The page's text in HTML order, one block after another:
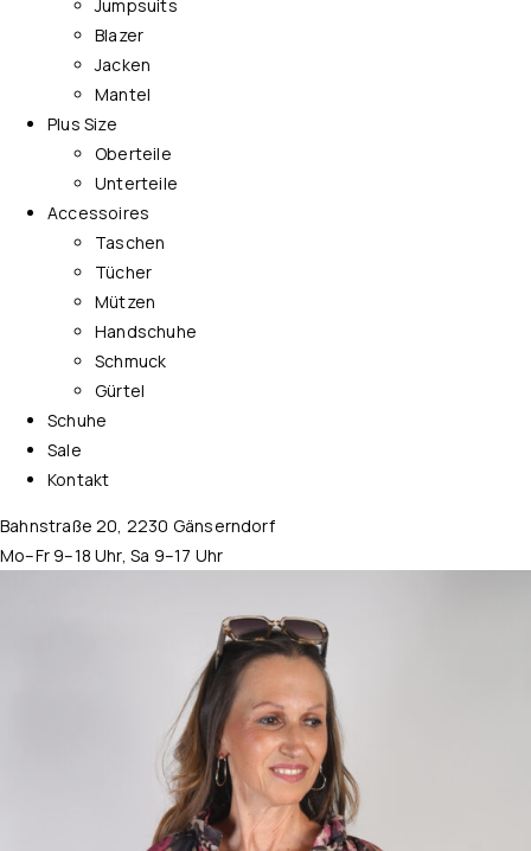
Jumpsuits
Blazer
Jacken
Mantel
Plus Size
Oberteile
Unterteile
Accessoires
Taschen
Tücher
Mützen
Handschuhe
Schmuck
Gürtel
Schuhe
Sale
Kontakt
Bahnstraße 20, 2230 Gänserndorf
Mo–Fr 9–18 Uhr, Sa 9–17 Uhr